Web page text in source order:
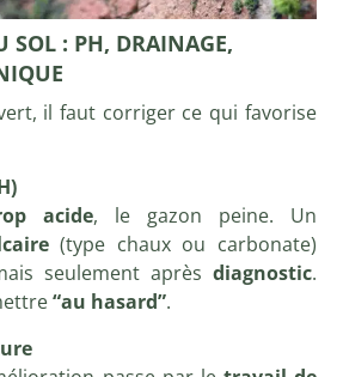
SOL : PH, DRAINAGE,
il faut corriger ce qui favorise
acide, le gazon peine. Un
(type chaux ou carbonate)
seulement après diagnostic.
“au hasard”.